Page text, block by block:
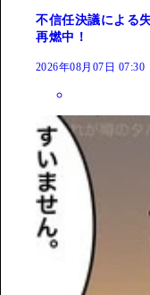
不信任決議による
再燃中！
2026年08月07日 07:30